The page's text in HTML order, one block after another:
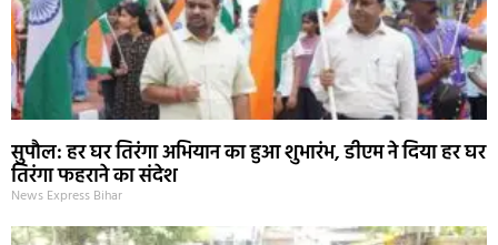
सुपौल: हर घर तिरंगा अभियान का हुआ शुभारंभ, डीएम ने दिया हर घर
तिरंगा फहराने का संदेश
News Express Bihar